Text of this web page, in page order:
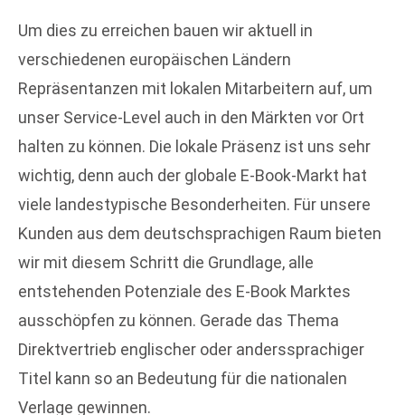
Um dies zu erreichen bauen wir aktuell in
verschiedenen europäischen Ländern
Repräsentanzen mit lokalen Mitarbeitern auf, um
unser Service-Level auch in den Märkten vor Ort
halten zu können. Die lokale Präsenz ist uns sehr
wichtig, denn auch der globale E-Book-Markt hat
viele landestypische Besonderheiten. Für unsere
Kunden aus dem deutschsprachigen Raum bieten
wir mit diesem Schritt die Grundlage, alle
entstehenden Potenziale des E-Book Marktes
ausschöpfen zu können. Gerade das Thema
Direktvertrieb englischer oder anderssprachiger
Titel kann so an Bedeutung für die nationalen
Verlage gewinnen.